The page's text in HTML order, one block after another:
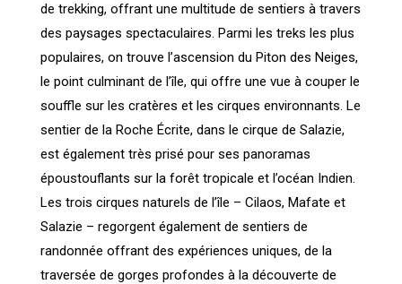
de trekking, offrant une multitude de sentiers à travers
des paysages spectaculaires. Parmi les treks les plus
populaires, on trouve l’ascension du Piton des Neiges,
le point culminant de l’île, qui offre une vue à couper le
souffle sur les cratères et les cirques environnants. Le
sentier de la Roche Écrite, dans le cirque de Salazie,
est également très prisé pour ses panoramas
époustouflants sur la forêt tropicale et l’océan Indien.
Les trois cirques naturels de l’île – Cilaos, Mafate et
Salazie – regorgent également de sentiers de
randonnée offrant des expériences uniques, de la
traversée de gorges profondes à la découverte de